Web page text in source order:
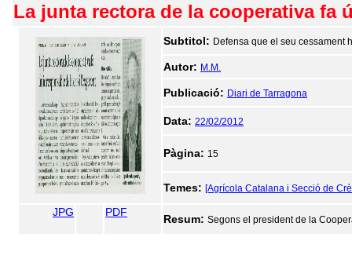
La junta rectora de la cooperativa fa
Subtitol: Defensa que el seu cessament
Autor: M.M.
Publicació: Diari de Tarragona
Data: 22/02/2012
Pàgina: 15
Temes: [Agrícola Catalana i Secció de
JPG PDF
Resum: Segons el president de la